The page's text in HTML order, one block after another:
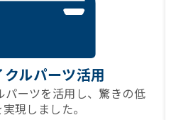
クルパーツ活用
パーツを活用し、驚きの低
現しました。